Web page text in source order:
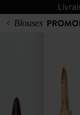
Blouses